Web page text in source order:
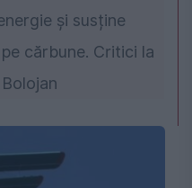
și susține
cărbune. Critici la